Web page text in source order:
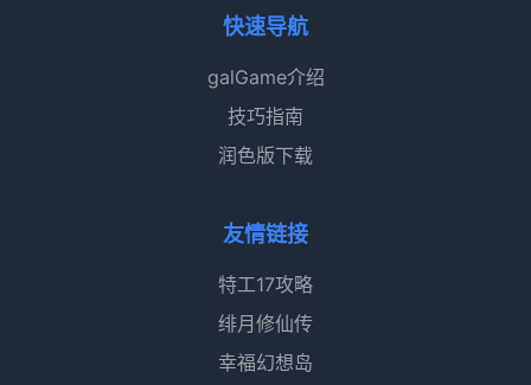
快速导航
galGame介绍
技巧指南
润色版下载
友情链接
特工17攻略
绯月修仙传
幸福幻想岛